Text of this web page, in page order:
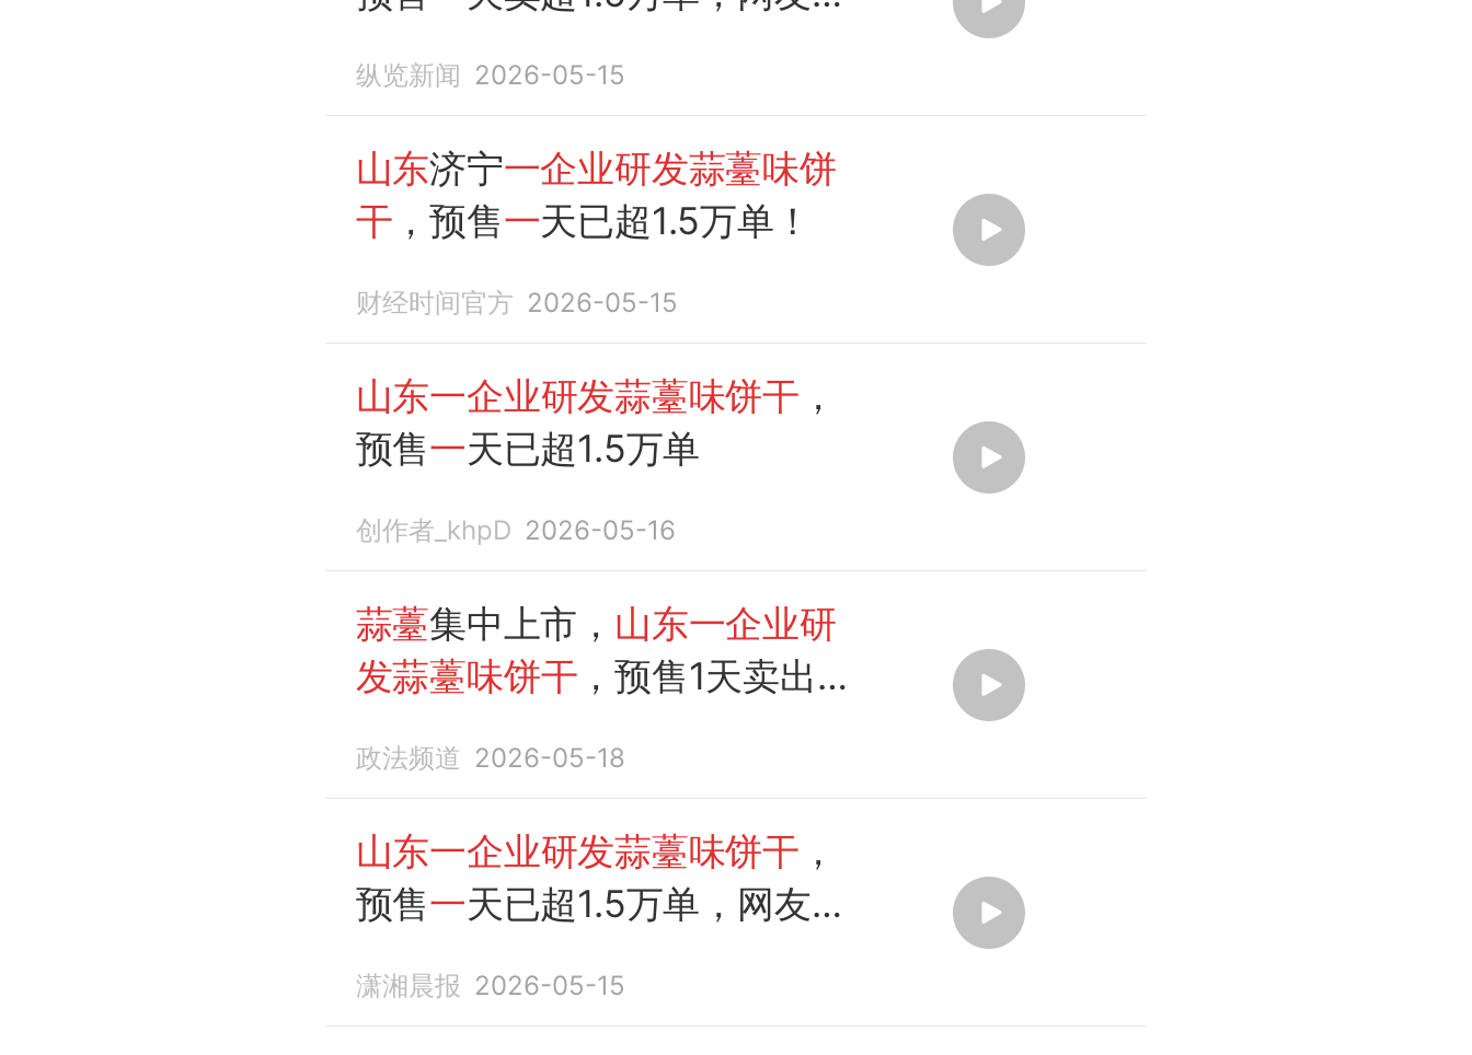
纵览新闻 2026-05-15
山东济宁一企业研发蒜薹味饼
干 ，预售一天已超1.5万单！
财经时间官方 2026-05-15
山东一企业研发蒜薹味饼干 ，
预售一天已超1.5万单
创作者_khpD 2026-05-16
蒜薹集中上市， 山东一企业研
发蒜薹味饼干 ，预售1天卖出
政法频道 2026-05-18
山东一企业研发蒜薹味饼干 ，
预售一天已超1.5万单，网友调
潇湘晨报 2026-05-15